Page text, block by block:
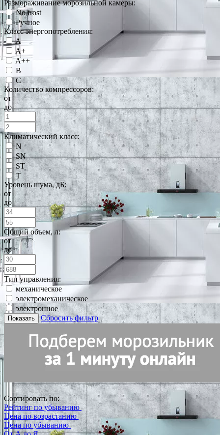
Размораживание морозильной камеры:
No frost
Ручное
Класс энергопотребления:
A
A+
A++
B
C
Количество компрессоров:
от
до
Климатический класс:
N
SN
ST
T
Уровень шума, дБ:
от
до
Общий объем, л:
от
до
Тип управления:
механическое
электромеханическое
электронное
Показать Сбросить фильтр
Сортировать по:
Рейтинг по убыванию
Цена по возрастанию
Цена по убыванию